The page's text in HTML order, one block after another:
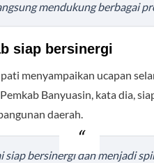
mendukung berbagai
siap bersinergi
menyampaikan ucapan
Banyuasin, kata dia,
daerah.
siap bersinergi dan menjadi